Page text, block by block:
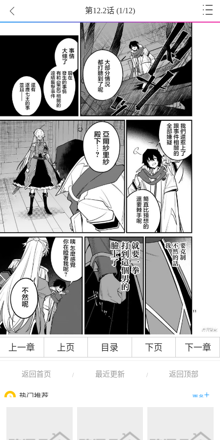
第12.2话 (1/12)
上一章 上页 目录 下页 下一章
返回首页 / 最近更新 / 返回顶部
热门推荐